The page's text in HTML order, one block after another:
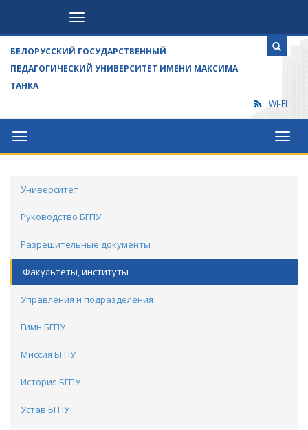
Посетителям
БЕЛОРУССКИЙ ГОСУДАРСТВЕННЫЙ
ПЕДАГОГИЧЕСКИЙ УНИВЕРСИТЕТ ИМЕНИ МАКСИМА
ТАНКА
WI-FI
Университет
Университет
Руководство БГПУ
Разрешительные документы
Факультеты, институты
Управления и подразделения
Гимн БГПУ
Миссия БГПУ
История БГПУ
Устав БГПУ